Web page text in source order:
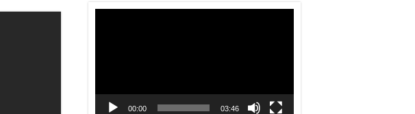
00:00 03:46